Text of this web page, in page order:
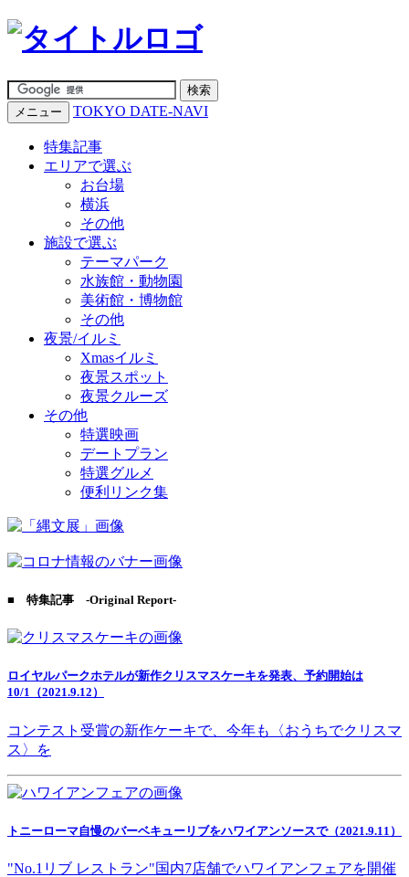
メニュー TOKYO DATE-NAVI
特集記事
エリアで選ぶ
お台場
横浜
その他
施設で選ぶ
テーマパーク
水族館・動物園
美術館・博物館
その他
夜景/イルミ
Xmasイルミ
夜景スポット
夜景クルーズ
その他
特選映画
デートプラン
特選グルメ
便利リンク集
■ 特集記事 -Original Report-
ロイヤルパークホテルが新作クリスマスケーキを発表、予約開始は
10/1（2021.9.12）
コンテスト受賞の新作ケーキで、今年も〈おうちでクリスマ
ス〉を
トニーローマ自慢のバーベキューリブをハワイアンソースで（2021.9.11）
"No.1リブ レストラン"国内7店舗でハワイアンフェアを開催